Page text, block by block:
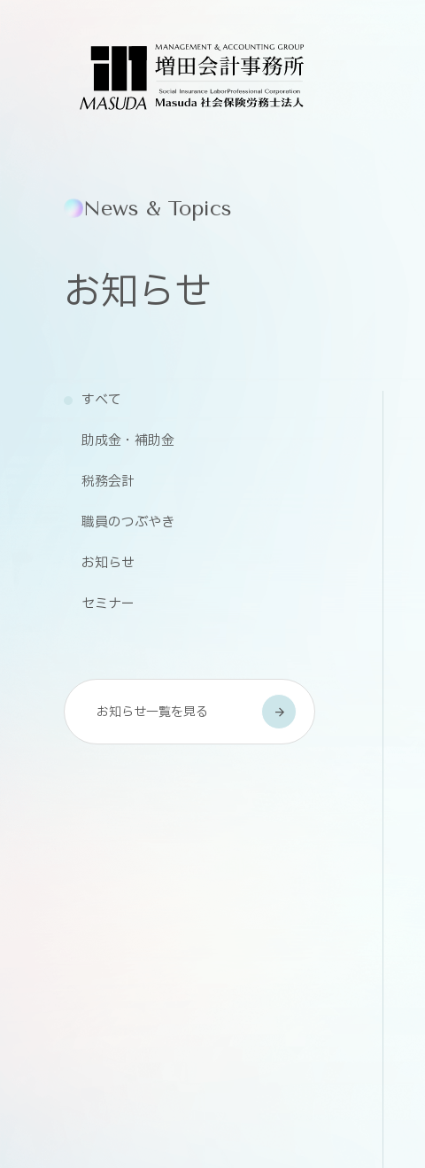
News & Topics
お知らせ
すべて
助成金・補助金
税務会計
職員のつぶやき
お知らせ
セミナー
お知らせ一覧を見る
arrow_forward arrow_forward